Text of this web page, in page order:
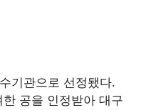
기관으로 선정됐다.
공을 인정받아 대구